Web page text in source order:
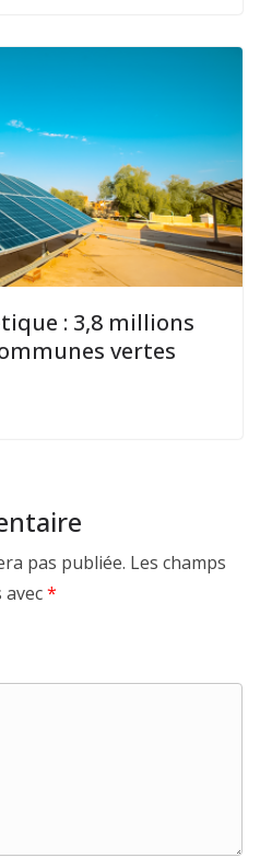
: 3,8 millions
vertes
pas publiée. Les champs
*